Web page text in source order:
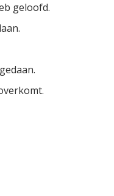
geloofd.